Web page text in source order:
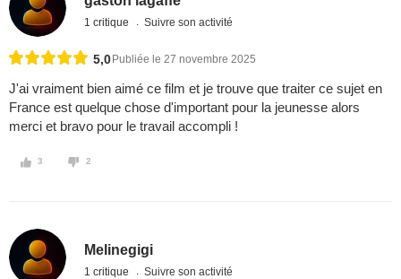
1 critique Suivre son activité
5,0 Publiée le 27 novembre 2025
J'ai vraiment bien aimé ce film et je trouve que traiter ce sujet en
France est quelque chose d'important pour la jeunesse alors
merci et bravo pour le travail accompli !
3 2
Melinegigi
1 critique Suivre son activité